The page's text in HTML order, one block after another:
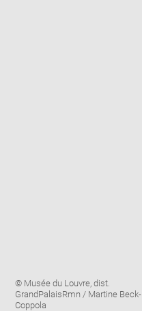
Image
caption:
© Musée du Louvre, dist.
GrandPalaisRmn / Martine Beck-
Coppola